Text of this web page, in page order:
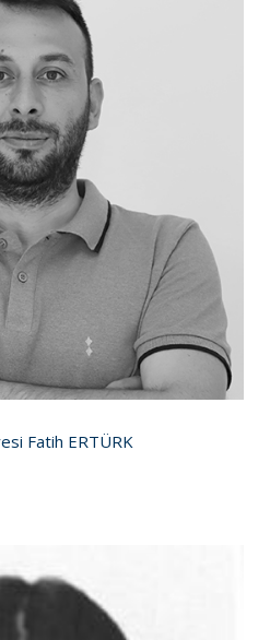
Fatih ERTÜRK